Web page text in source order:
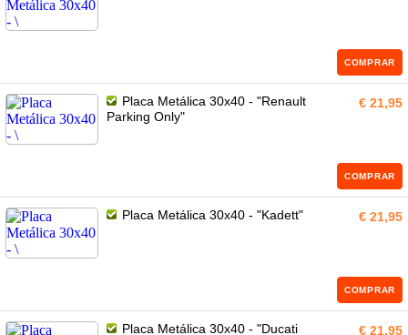
COMPRAR
Placa Metálica 30x40 - "Renault
Parking Only"
€ 21,95
COMPRAR
Placa Metálica 30x40 - "Kadett" € 21,95
COMPRAR
Placa Metálica 30x40 - "Ducati € 21,95